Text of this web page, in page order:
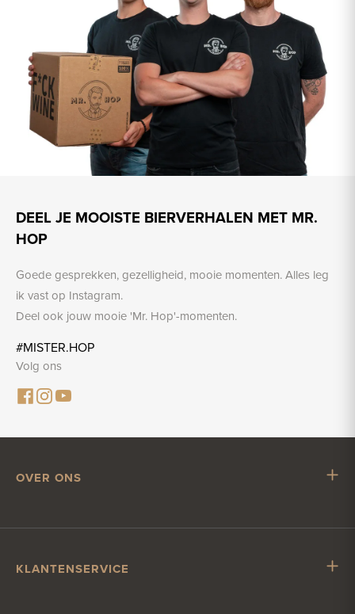
DEEL JE MOOISTE BIERVERHALEN MET MR.
HOP
Goede gesprekken, gezelligheid, mooie momenten. Alles leg
ik vast op Instagram.
Deel ook jouw mooie 'Mr. Hop'-momenten.
#MISTER.HOP
Volg ons
OVER ONS
Vacatures
KLANTENSERVICE